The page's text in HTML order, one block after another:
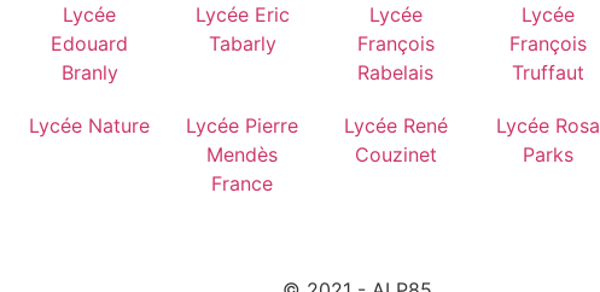
Lycée
Edouard
Branly
Lycée Eric
Tabarly
Lycée
François
Rabelais
Lycée
François
Truffaut
Lycée Nature
Lycée Pierre
Mendès
France
Lycée René
Couzinet
Lycée Rosa
Parks